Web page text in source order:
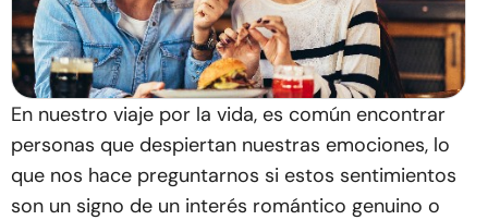
En nuestro viaje por la vida, es común encontrar
personas que despiertan nuestras emociones, lo
que nos hace preguntarnos si estos sentimientos
son un signo de un interés romántico genuino o